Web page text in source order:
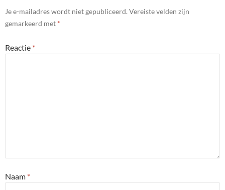
Je e-mailadres wordt niet gepubliceerd. Vereiste velden zijn
gemarkeerd met *
Reactie *
Naam *